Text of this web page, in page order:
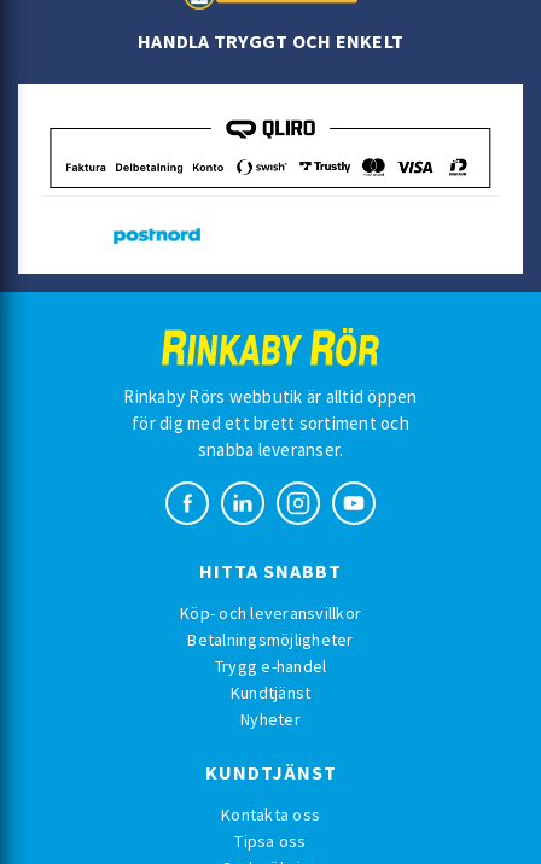
Säkerhetsventil 2,5 bar
HANDLA TRYGGT OCH ENKELT
Rinkaby Rörs webbutik är alltid öppen
för dig med ett brett sortiment och
snabba leveranser.
HITTA SNABBT
Köp- och leveransvillkor
Betalningsmöjligheter
Trygg e-handel
Kundtjänst
Nyheter
KUNDTJÄNST
Kontakta oss
Tipsa oss